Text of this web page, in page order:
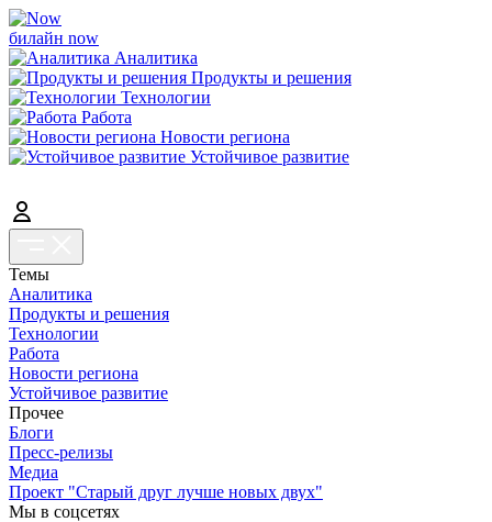
билайн now
Аналитика
Продукты и решения
Технологии
Работа
Новости региона
Устойчивое развитие
Темы
Аналитика
Продукты и решения
Технологии
Работа
Новости региона
Устойчивое развитие
Прочее
Блоги
Пресс-релизы
Медиа
Проект "Старый друг лучше новых двух"
Мы в соцсетях